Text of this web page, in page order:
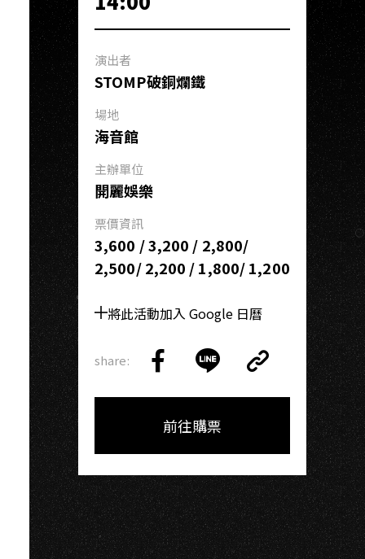
演出者
STOMP破銅爛鐵
場地
海音館
主辦單位
開麗娛樂
票價資訊
3,600 / 3,200 / 2,800/
2,500/ 2,200 / 1,800/ 1,200
將此活動加入 Google 日曆
share:
on
Facebook
on
LINE
Link
Copy
前往購票